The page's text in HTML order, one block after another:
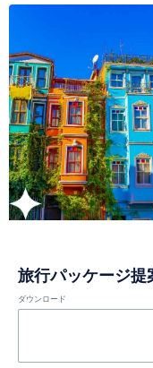
ダウンロード